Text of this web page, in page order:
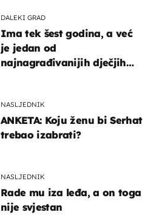
DALEKI GRAD
Ima tek šest godina, a već
je jedan od
najnagrađivanijih dječjih
NASLJEDNIK
ANKETA: Koju ženu bi Serhat
trebao izabrati?
NASLJEDNIK
Rade mu iza leđa, a on toga
nije svjestan